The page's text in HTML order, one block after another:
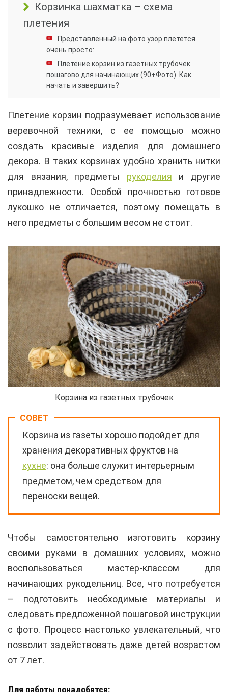
Корзинка шахматка – схема
плетения
Представленный на фото узор плетется
очень просто:
Плетение корзин из газетных трубочек
пошагово для начинающих (90+Фото). Как
начать и завершить?
Плетение корзин подразумевает использование
веревочной техники, с ее помощью можно
создать красивые изделия для домашнего
декора. В таких корзинах удобно хранить нитки
для вязания, предметы рукоделия и другие
принадлежности. Особой прочностью готовое
лукошко не отличается, поэтому помещать в
него предметы с большим весом не стоит.
Корзина из газетных трубочек
СОВЕТ
Корзина из газеты хорошо подойдет для
хранения декоративных фруктов на
кухне: она больше служит интерьерным
предметом, чем средством для
переноски вещей.
Чтобы самостоятельно изготовить корзину
своими руками в домашних условиях, можно
воспользоваться мастер-классом для
начинающих рукодельниц. Все, что потребуется
– подготовить необходимые материалы и
следовать предложенной пошаговой инструкции
с фото. Процесс настолько увлекательный, что
позволит задействовать даже детей возрастом
от 7 лет.
Для работы понадобятся: